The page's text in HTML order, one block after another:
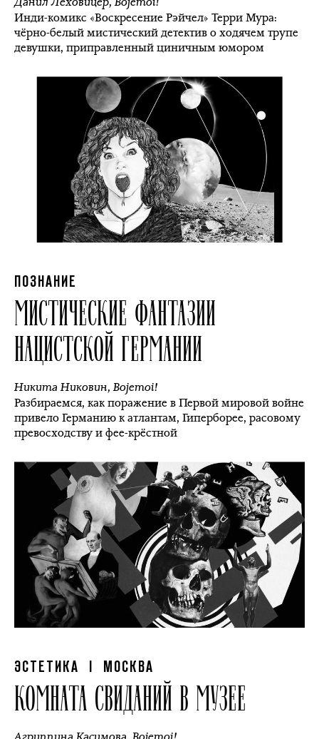
Инди-комикс «Воскресение Рэйчел» Терри Мура:
чёрно-белый мистический детектив о ходячем трупе
девушки, приправленный циничным юмором
ПОЗНАНИЕ
МИСТИЧЕСКИЕ ФАНТАЗИИ
НАЦИСТСКОЙ ГЕРМАНИИ
Никита Никовин,Bojemoi!
Разбираемся, как поражение в Первой мировой войне
привело Германию к атлантам, Гиперборее, расовому
превосходству и фее-крёстной
ЭСТЕТИКА | МОСКВА
КОМНАТА СВИДАНИЙ В МУЗЕЕ